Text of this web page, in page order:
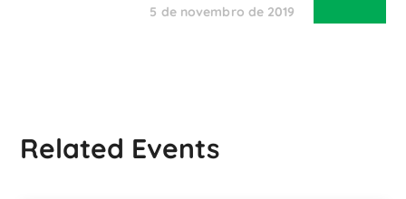
5 de novembro de 2019
Related Events